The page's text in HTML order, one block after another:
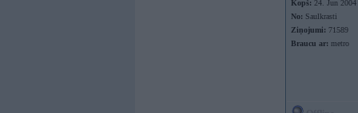
Kopš: 24. Jun 2004
No: Saulkrasti
Ziņojumi: 71589
Braucu ar: metro